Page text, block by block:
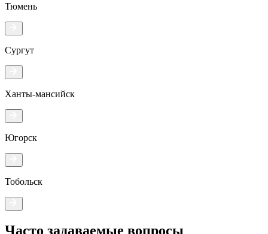
Тюмень
Сургут
Ханты-мансийск
Югорск
Тобольск
Часто задаваемые вопросы